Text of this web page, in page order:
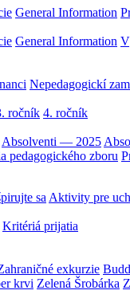
General Information
General Information
Nepedagogickí
ročník 4. ročník
Absolventi — 2025
pedagogického zboru
sa Aktivity pre
Kritériá prijatia
exkurzie
krvi Zelená Šrobárka